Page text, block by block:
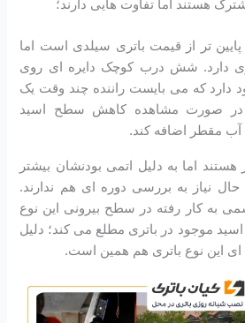
هستند اما تفاوت هایی دارند؛
تر از قیمت باتری سیلدی است اما
دارد. شش درب کوچک دایره ای روی
دارد که می بایست راننده چند وقت یک
و در صورت مشاهده کاهش سطح اسید
آب مقطر اضافه کند.
اما به دلیل اتمی بودنشان بیشتر
نیاز به بررسی دوره ای هم ندارند.
به کار رفته در سطح بیرونی این نوع
اسید موجود در باتری مطلع می کند؛ دلیل
ای این نوع باتری هم همین است.